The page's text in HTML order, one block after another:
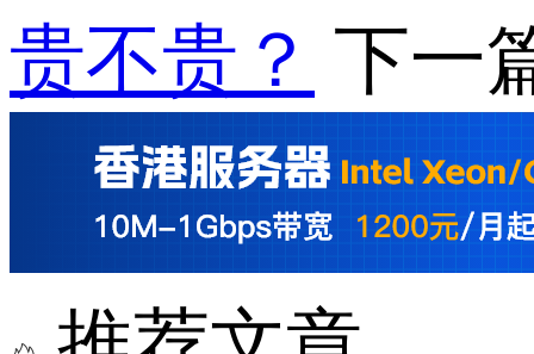
贵不贵？ 下一